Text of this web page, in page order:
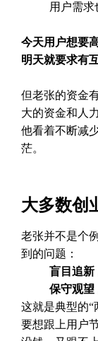
用户需求
今天用户想要
明天就要求有
但老张的资金
大的资金和人
他看着不断减
茫。
大多数创
老张并不是个
到的问题：
盲目追新
保守观望
这就是典型的“
要想跟上用户